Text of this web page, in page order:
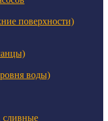
поверхности)
воды)
сливные